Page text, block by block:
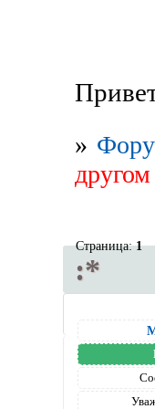
»
другом
:*
Страница:1